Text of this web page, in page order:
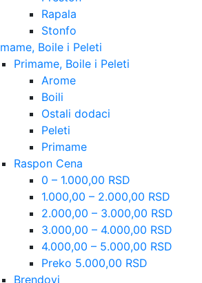
Rapala
Stonfo
Boile i Peleti
Primame, Boile i Peleti
Arome
Boili
Ostali dodaci
Peleti
Primame
Raspon Cena
0 – 1.000,00 RSD
1.000,00 – 2.000,00 RSD
2.000,00 – 3.000,00 RSD
3.000,00 – 4.000,00 RSD
4.000,00 – 5.000,00 RSD
Preko 5.000,00 RSD
Brendovi